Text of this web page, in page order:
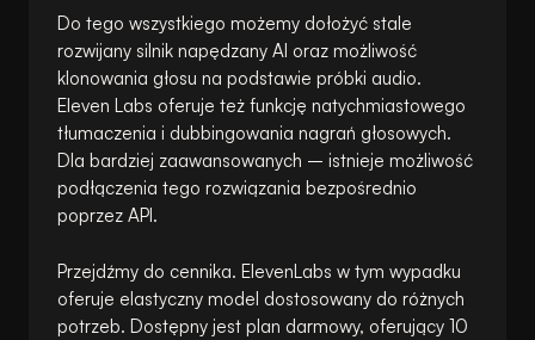
Do tego wszystkiego możemy dołożyć stale
rozwijany silnik napędzany AI oraz możliwość
klonowania głosu na podstawie próbki audio.
Eleven Labs oferuje też funkcję natychmiastowego
tłumaczenia i dubbingowania nagrań głosowych.
Dla bardziej zaawansowanych – istnieje możliwość
podłączenia tego rozwiązania bezpośrednio
poprzez API.
Przejdźmy do cennika. ElevenLabs w tym wypadku
oferuje elastyczny model dostosowany do różnych
potrzeb. Dostępny jest plan darmowy, oferujący 10